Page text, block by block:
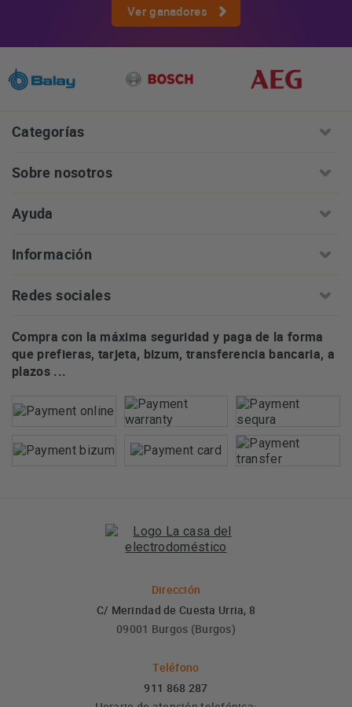
Ver ganadores
Categorías
Sobre nosotros
Ayuda
Información
Redes sociales
Compra con la máxima seguridad y paga de la forma
que prefieras, tarjeta, bizum, transferencia bancaria, a
plazos ...
Dirección
C/ Merindad de Cuesta Urria, 8
09001 Burgos (Burgos)
Teléfono
911 868 287